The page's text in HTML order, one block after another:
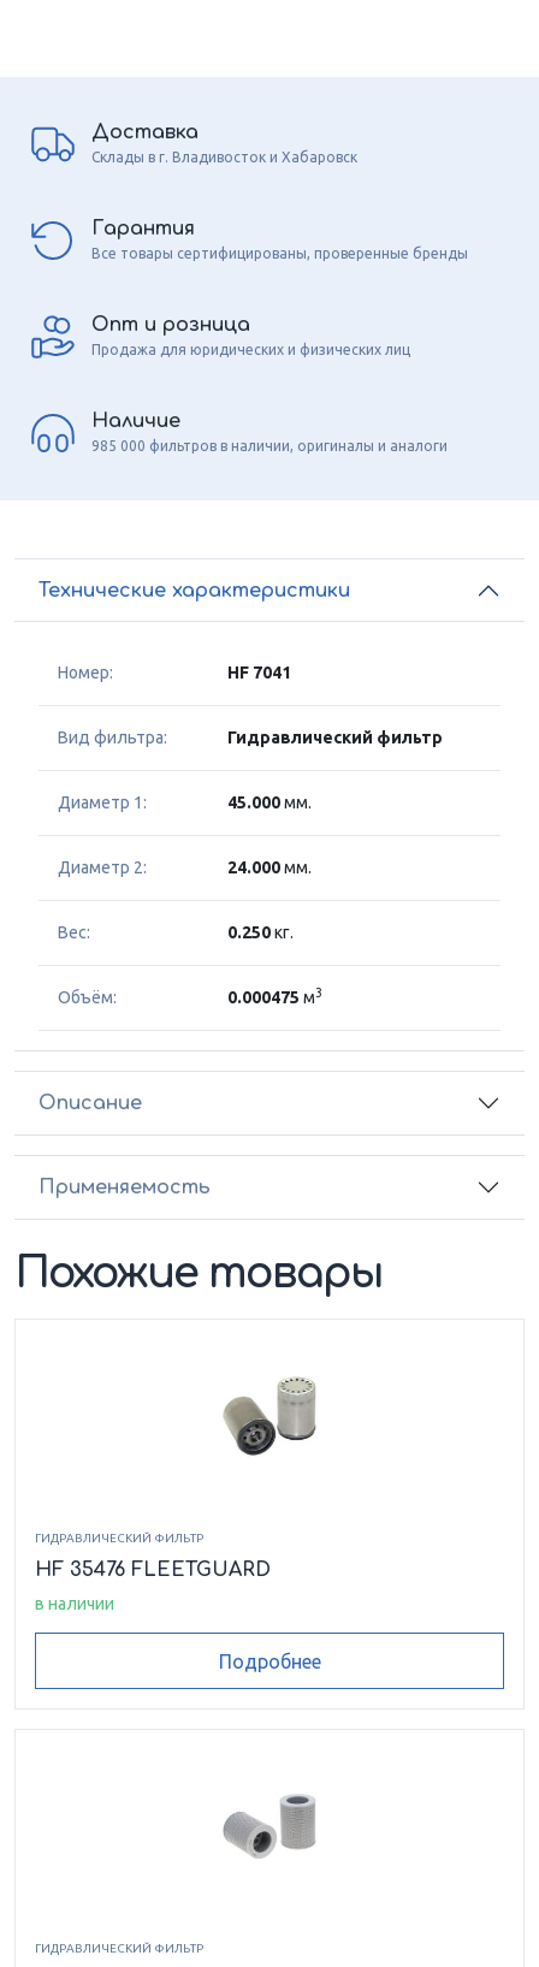
Доставка
Склады в г. Владивосток и Хабаровск
Гарантия
Все товары сертифицированы, проверенные бренды
Опт и розница
Продажа для юридических и физических лиц
Наличие
985 000 фильтров в наличии, оригиналы и аналоги
Технические характеристики
Номер: HF 7041
Вид фильтра: Гидравлический фильтр
Диаметр 1: 45.000мм.
Диаметр 2: 24.000мм.
Вес: 0.250кг.
Объём: 0.000475 м3
Описание
Применяемость
Похожие товары
ГИДРАВЛИЧЕСКИЙ ФИЛЬТР
HF 35476 FLEETGUARD
в наличии
Подробнее
ГИДРАВЛИЧЕСКИЙ ФИЛЬТР